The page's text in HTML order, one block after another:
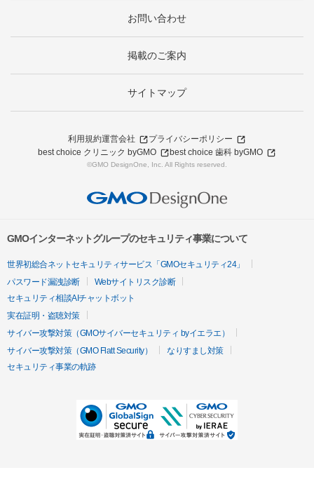
お問い合わせ
掲載のご案内
サイトマップ
利用規約運営会社
プライバシーポリシー
best choice クリニック byGMO
best choice 歯科 byGMO
©GMO DesignOne, Inc. All Rights reserved.
GMOインターネットグループのセキュリティ事業について
世界初総合ネットセキュリティサービス「GMOセキュリティ24」
パスワード漏洩診断
Webサイトリスク診断
セキュリティ相談AIチャットボット
実在証明・盗聴対策
サイバー攻撃対策（GMOサイバーセキュリティ byイエラエ）
サイバー攻撃対策（GMO Flatt Security）
なりすまし対策
セキュリティ事業の軌跡